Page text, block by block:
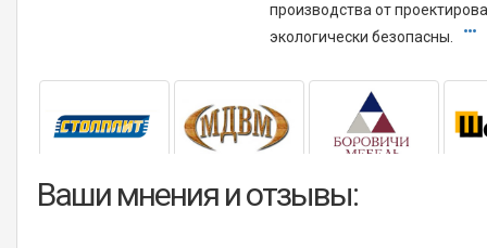
производства от
экологически безопасны.
Ваши мнения и отзывы: